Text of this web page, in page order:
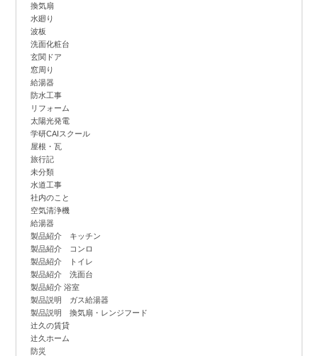
換気扇
水廻り
波板
洗面化粧台
玄関ドア
窓周り
給湯器
防水工事
リフォーム
太陽光発電
学研CAIスクール
屋根・瓦
旅行記
未分類
水道工事
社内のこと
空気清浄機
給湯器
製品紹介 キッチン
製品紹介 コンロ
製品紹介 トイレ
製品紹介 洗面台
製品紹介 浴室
製品説明 ガス給湯器
製品説明 換気扇・レンジフード
辻久の賃貸
辻久ホーム
防災